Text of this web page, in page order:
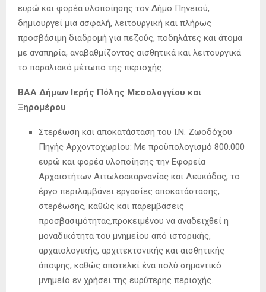
ευρώ και φορέα υλοποίησης τον Δήμο Πηνειού,
δημιουργεί μια ασφαλή, λειτουργική και πλήρως
προσβάσιμη διαδρομή για πεζούς, ποδηλάτες και άτομα
με αναπηρία, αναβαθμίζοντας αισθητικά και λειτουργικά
το παραλιακό μέτωπο της περιοχής.
ΒΑΑ Δήμων Ιερής Πόλης Μεσολογγίου και
Ξηρομέρου
Στερέωση και αποκατάσταση του Ι.Ν. Ζωοδόχου
Πηγής Αρχοντοχωρίου: Με προϋπολογισμό 800.000
ευρώ και φορέα υλοποίησης την Εφορεία
Αρχαιοτήτων Αιτωλοακαρνανίας και Λευκάδας, το
έργο περιλαμβάνει εργασίες αποκατάστασης,
στερέωσης, καθώς και παρεμβάσεις
προσβασιμότητας,προκειμένου να αναδειχθεί η
μοναδικότητα του μνημείου από ιστορικής,
αρχαιολογικής, αρχιτεκτονικής και αισθητικής
άποψης, καθώς αποτελεί ένα πολύ σημαντικό
μνημείο εν χρήσει της ευρύτερης περιοχής.